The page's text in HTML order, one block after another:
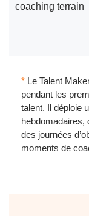
* Le Talent
pendant les
talent. Il déploie
hebdomadaires,
des journées
moments de
coaching terrain